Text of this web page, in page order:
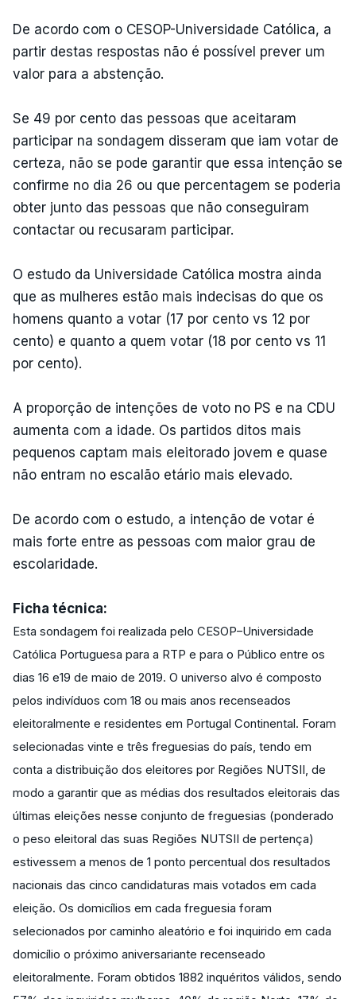
De acordo com o CESOP-Universidade Católica, a
partir destas respostas não é possível prever um
valor para a abstenção.
Se 49 por cento das pessoas que aceitaram
participar na sondagem disseram que iam votar de
certeza, não se pode garantir que essa intenção se
confirme no dia 26 ou que percentagem se poderia
obter junto das pessoas que não conseguiram
contactar ou recusaram participar.
O estudo da Universidade Católica mostra ainda
que as mulheres estão mais indecisas do que os
homens quanto a votar (17 por cento vs 12 por
cento) e quanto a quem votar (18 por cento vs 11
por cento).
A proporção de intenções de voto no PS e na CDU
aumenta com a idade. Os partidos ditos mais
pequenos captam mais eleitorado jovem e quase
não entram no escalão etário mais elevado.
De acordo com o estudo, a intenção de votar é
mais forte entre as pessoas com maior grau de
escolaridade.
Ficha técnica:
Esta sondagem foi realizada pelo CESOP–Universidade
Católica Portuguesa para a RTP e para o Público entre os
dias 16 e19 de maio de 2019. O universo alvo é composto
pelos indivíduos com 18 ou mais anos recenseados
eleitoralmente e residentes em Portugal Continental. Foram
selecionadas vinte e três freguesias do país, tendo em
conta a distribuição dos eleitores por Regiões NUTSII, de
modo a garantir que as médias dos resultados eleitorais das
últimas eleições nesse conjunto de freguesias (ponderado
o peso eleitoral das suas Regiões NUTSII de pertença)
estivessem a menos de 1 ponto percentual dos resultados
nacionais das cinco candidaturas mais votados em cada
eleição. Os domicílios em cada freguesia foram
selecionados por caminho aleatório e foi inquirido em cada
domicílio o próximo aniversariante recenseado
eleitoralmente. Foram obtidos 1882 inquéritos válidos, sendo